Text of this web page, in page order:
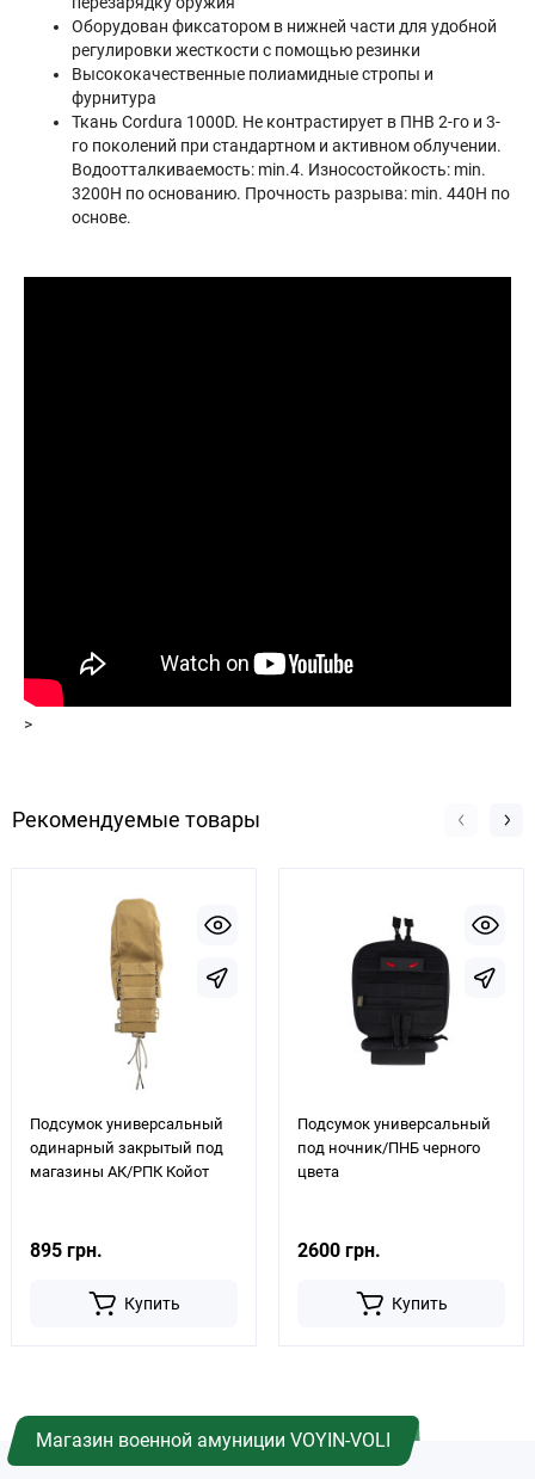
Оборудован фиксатором в нижней части для удобной
регулировки жесткости с помощью резинки
Высококачественные полиамидные стропы и
фурнитура
Ткань Cordura 1000D. Не контрастирует в ПНВ 2-го и 3-
го поколений при стандартном и активном облучении.
Водоотталкиваемость: min.4. Износостойкость: min.
3200H по основанию. Прочность разрыва: min. 440H по
основе.
>
Рекомендуемые товары
Подсумок универсальный
одинарный закрытый под
магазины АК/РПК Койот
895 грн.
Купить
Подсумок универсальный
под ночник/ПНБ черного
цвета
2600 грн.
Купить
Магазин военной амуниции VOYIN-VOLI